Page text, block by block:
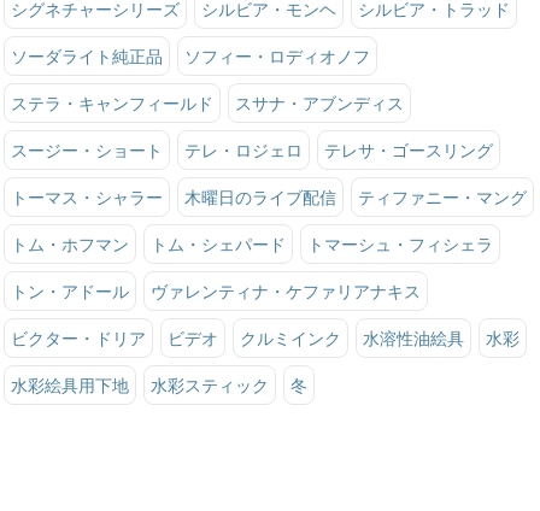
シグネチャーシリーズ シルビア・モンヘ シルビア・トラッド
ソーダライト純正品 ソフィー・ロディオノフ
ステラ・キャンフィールド スサナ・アブンディス
スージー・ショート テレ・ロジェロ テレサ・ゴースリング
トーマス・シャラー 木曜日のライブ配信 ティファニー・マング
トム・ホフマン トム・シェパード トマーシュ・フィシェラ
トン・アドール ヴァレンティナ・ケファリアナキス
ビクター・ドリア ビデオ クルミインク 水溶性油絵具 水彩
水彩絵具用下地 水彩スティック 冬